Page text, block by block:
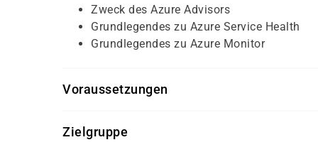
Zweck des Azure Advisors
Grundlegendes zu Azure Service Health
Grundlegendes zu Azure Monitor
Voraussetzungen
allgemeine IT-Kenntnisse
Zielgruppe